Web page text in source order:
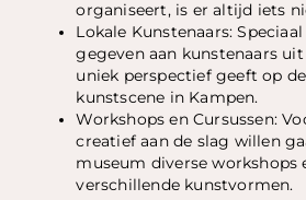
organiseert, is er altijd iets
Lokale Kunstenaars:
gegeven aan kunstenaars
uniek perspectief geeft op
kunstscene in Kampen.
Workshops en Cursussen:
creatief aan de slag willen
museum diverse workshops
verschillende kunstvormen.